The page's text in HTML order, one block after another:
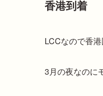
香港到着
LCCなので香
3月の夜なのに